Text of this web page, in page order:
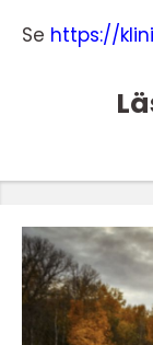
Se https://